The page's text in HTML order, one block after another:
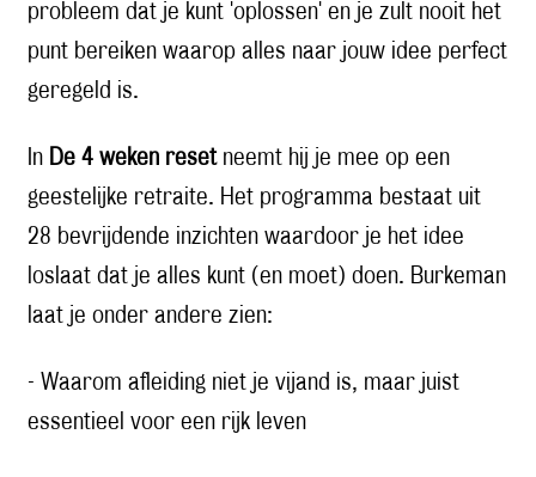
probleem dat je kunt 'oplossen' en je zult nooit het
punt bereiken waarop alles naar jouw idee perfect
geregeld is.
In De 4 weken resetneemt hij je mee op een
geestelijke retraite. Het programma bestaat uit
28 bevrijdende inzichten waardoor je het idee
loslaat dat je alles kunt (en moet) doen. Burkeman
laat je onder andere zien:
- Waarom afleiding niet je vijand is, maar juist
essentieel voor een rijk leven